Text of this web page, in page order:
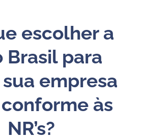
escolher a
Brasil para
empresa
conforme às
NR’s?